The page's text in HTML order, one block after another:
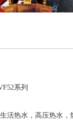
系列
活热水，高压热水